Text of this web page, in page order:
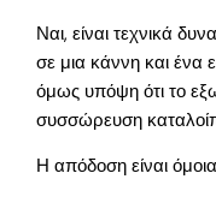
Ναι, είναι τεχνικά
σε μια κάννη και
όμως υπόψη ότι το
συσσώρευση
Η απόδοση είναι